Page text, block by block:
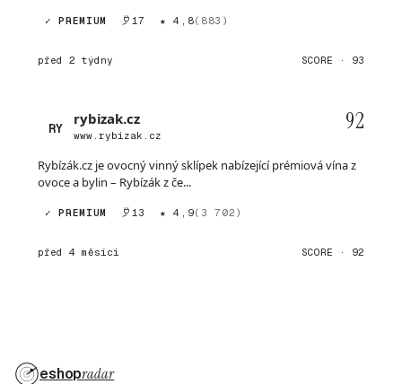
✓ PREMIUM 17 ★ 4,8(883)
před 2 týdny SCORE · 93
RY
rybizak.cz
www.rybizak.cz
92
Rybízák.cz je ovocný vinný sklípek nabízející prémiová vína z
ovoce a bylin – Rybízák z če...
✓ PREMIUM 13 ★ 4,9(3 702)
před 4 měsíci SCORE · 92
eshopradar